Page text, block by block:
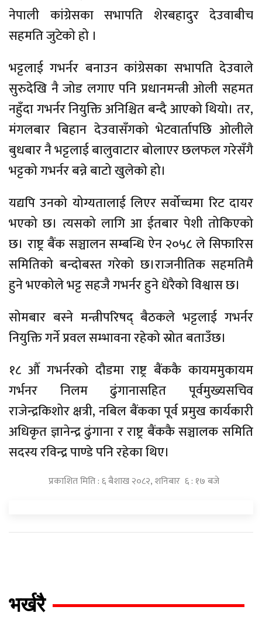
नेपाली कांग्रेसका सभापति शेरबहादुर देउवाबीच
सहमति जुटेको हो ।
भट्टलाई गभर्नर बनाउन कांग्रेसका सभापति देउवाले
सुरुदेखि नै जोड लगाए पनि प्रधानमन्त्री ओली सहमत
नहुँदा गभर्नर नियुक्ति अनिश्चित बन्दै आएको थियो। तर,
मंगलबार बिहान देउवासँगको भेटवार्तापछि ओलीले
बुधबार नै भट्टलाई बालुवाटार बोलाएर छलफल गरेसँगै
भट्टको गभर्नर बन्ने बाटो खुलेको हो।
यद्यपि उनको योग्यतालाई लिएर सर्वोच्चमा रिट दायर
भएको छ। त्यसको लागि आ ईतबार पेशी तोकिएको
छ। राष्ट्र बैंक सञ्चालन सम्बन्धि ऐन २०५८ ले सिफारिस
समितिको बन्दोबस्त गरेको छ।राजनीतिक सहमतिमै
हुने भएकोले भट्ट सहजै गभर्नर हुने धेरैको विश्वास छ।
सोमबार बस्ने मन्त्रीपरिषद् बैठकले भट्टलाई गभर्नर
नियुक्ति गर्ने प्रवल सम्भावना रहेको स्रोत बताउँछ।
१८ औँ गभर्नरको दौडमा राष्ट्र बैंककै कायममुकायम
गर्भनर निलम ढुंगानासहित पूर्वमुख्यसचिव
राजेन्द्रकिशोर क्षत्री, नबिल बैंकका पूर्व प्रमुख कार्यकारी
अधिकृत ज्ञानेन्द्र ढुंगाना र राष्ट्र बैंककै सञ्चालक समिति
सदस्य रविन्द्र पाण्डे पनि रहेका थिए।
प्रकाशित मिति : ६ बैशाख २०८२, शनिबार ६ : १७ बजे
भर्खरै